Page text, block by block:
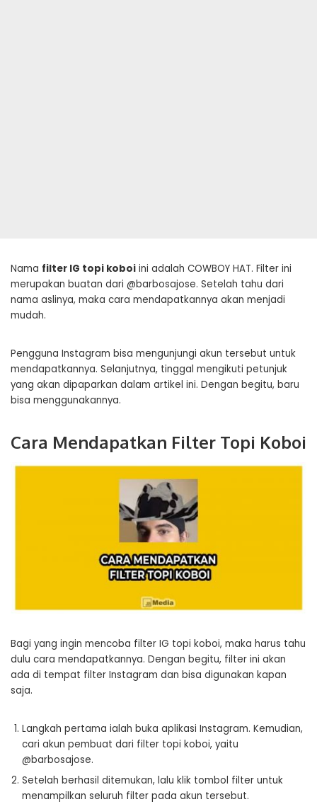
Nama filter IG topi koboi ini adalah COWBOY HAT. Filter ini
merupakan buatan dari @barbosajose. Setelah tahu dari
nama aslinya, maka cara mendapatkannya akan menjadi
mudah.
Pengguna Instagram bisa mengunjungi akun tersebut untuk
mendapatkannya. Selanjutnya, tinggal mengikuti petunjuk
yang akan dipaparkan dalam artikel ini. Dengan begitu, baru
bisa menggunakannya.
Cara Mendapatkan Filter Topi Koboi
Bagi yang ingin mencoba filter IG topi koboi, maka harus tahu
dulu cara mendapatkannya. Dengan begitu, filter ini akan
ada di tempat filter Instagram dan bisa digunakan kapan
saja.
Langkah pertama ialah buka aplikasi Instagram. Kemudian,
cari akun pembuat dari filter topi koboi, yaitu
@barbosajose.
Setelah berhasil ditemukan, lalu klik tombol filter untuk
menampilkan seluruh filter pada akun tersebut.